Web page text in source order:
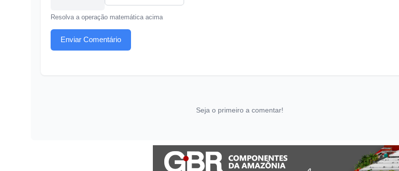
Resolva a operação matemática acima
Enviar Comentário
Seja o primeiro a comentar!